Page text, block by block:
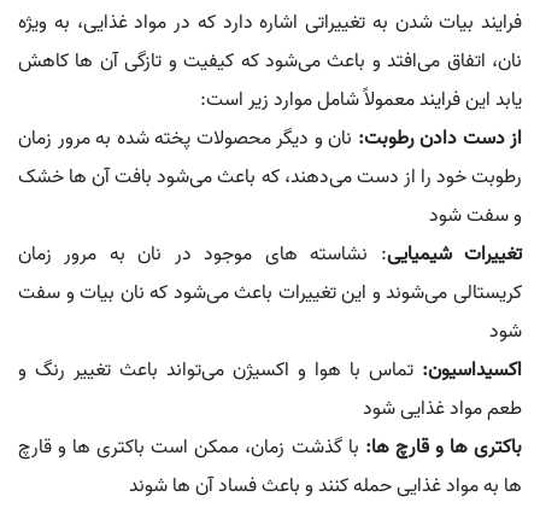
فرایند بیات شدن به تغییراتی اشاره دارد که در مواد غذایی، به ویژه
نان، اتفاق می‌افتد و باعث می‌شود که کیفیت و تازگی آن‌ ها کاهش
یابد این فرایند معمولاً شامل موارد زیر است:
از دست دادن رطوبت: نان و دیگر محصولات پخته شده به مرور زمان
رطوبت خود را از دست می‌دهند، که باعث می‌شود بافت آن‌ ها خشک
و سفت شود
تغییرات شیمیایی: نشاسته‌ های موجود در نان به مرور زمان
کریستالی می‌شوند و این تغییرات باعث می‌شود که نان بیات و سفت
شود
اکسیداسیون: تماس با هوا و اکسیژن می‌تواند باعث تغییر رنگ و
طعم مواد غذایی شود
باکتری‌ ها و قارچ‌ ها: با گذشت زمان، ممکن است باکتری‌ ها و قارچ‌
ها به مواد غذایی حمله کنند و باعث فساد آن‌ ها شوند